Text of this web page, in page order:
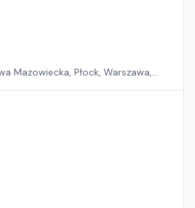
Mazowiecka, Płock, Warszawa,